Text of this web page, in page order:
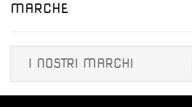
MARCHE
I NOSTRI MARCHI